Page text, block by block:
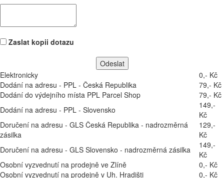
Zaslat kopii dotazu
Elektronicky
0,- Kč
Dodání na adresu - PPL - Česká Republika
79,- Kč
Dodání do výdejního místa PPL Parcel Shop
79,- Kč
Dodání na adresu - PPL - Slovensko
149,-
Kč
Doručení na adresu - GLS Česká Republika - nadrozměrná
zásilka
129,-
Kč
Doručení na adresu - GLS Slovensko - nadrozměrná zásilka
149,-
Kč
Osobní vyzvednutí na prodejně ve Zlíně
0,- Kč
Osobní vyzvednutí na prodejně v Uh. Hradišti
0,- Kč